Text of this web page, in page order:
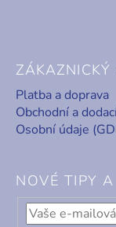
ZÁKAZNICKÝ
Platba a doprava
Obchodní a
Osobní údaje
NOVÉ TIPY